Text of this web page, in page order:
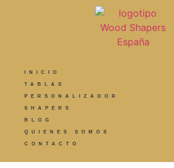
INICIO
TABLAS
PERSONALIZADOR
SHAPERS
BLOG
QUIENES SOMOS
CONTACTO